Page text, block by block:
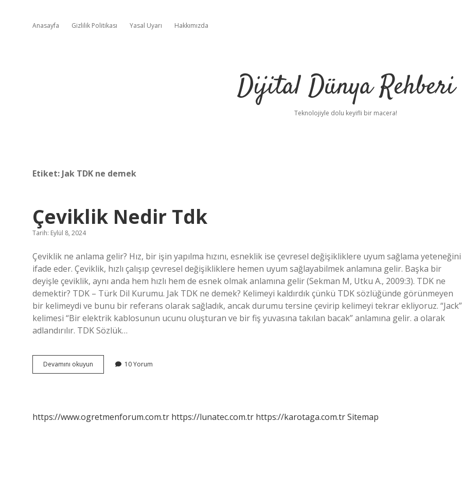
Anasayfa Gizlilik Politikası Yasal Uyarı Hakkımızda
Dijital Dünya Rehberi
Teknolojiyle dolu keyifli bir macera!
Etiket: Jak TDK ne demek
Çeviklik Nedir Tdk
Tarih: Eylül 8, 2024
Çeviklik ne anlama gelir? Hız, bir işin yapılma hızını, esneklik ise çevresel değişikliklere uyum sağlama yeteneğini
ifade eder. Çeviklik, hızlı çalışıp çevresel değişikliklere hemen uyum sağlayabilmek anlamına gelir. Başka bir
deyişle çeviklik, aynı anda hem hızlı hem de esnek olmak anlamına gelir (Sekman M, Utku A., 2009:3). TDK ne
demektir? TDK – Türk Dil Kurumu. Jak TDK ne demek? Kelimeyi kaldırdık çünkü TDK sözlüğünde görünmeyen
bir kelimeydi ve bunu bir referans olarak sağladık, ancak durumu tersine çevirip kelimeyi tekrar ekliyoruz. “Jack”
kelimesi “Bir elektrik kablosunun ucunu oluşturan ve bir fiş yuvasına takılan bacak” anlamına gelir. a olarak
adlandırılır. TDK Sözlük…
Devamını okuyun
Nedir
10 Yorum
https://www.ogretmenforum.com.tr https://lunatec.com.tr https://karotaga.com.trSitemap